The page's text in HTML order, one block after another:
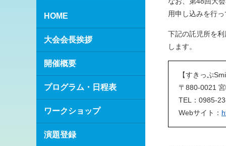
HOME
大会会長挨拶
開催概要
プログラム・日程表
ワークショップ
演題登録
用申し込みを行
下記の託児所を
します。
【すきっぷ
〒880-0021
TEL：0985-
Webサイト：